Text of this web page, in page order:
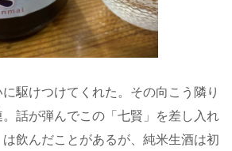
駆けつけてくれた。その向こう隣り
話が弾んでこの「七賢」を差し入れ
飲んだことがあるが、純米生酒は初